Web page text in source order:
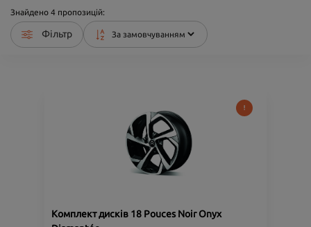
Знайдено 4 пропозицій:
Фільтр
Комплект дисків 18 Pouces Noir Onyx